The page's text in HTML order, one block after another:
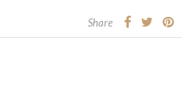
Share